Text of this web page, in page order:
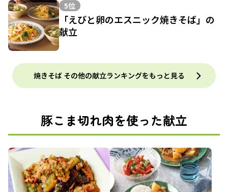
5位
「えびと卵のエスニック焼きそば」の
献立
焼きそば その他の献立ランキングをもっと見る
豚こま切れ肉を使った献立